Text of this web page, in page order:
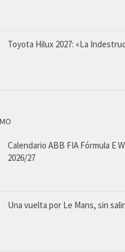
Toyota Hilux 2027: «La
Calendario ABB FIA Fórmula E
2026/27
Una vuelta por Le Mans, sin